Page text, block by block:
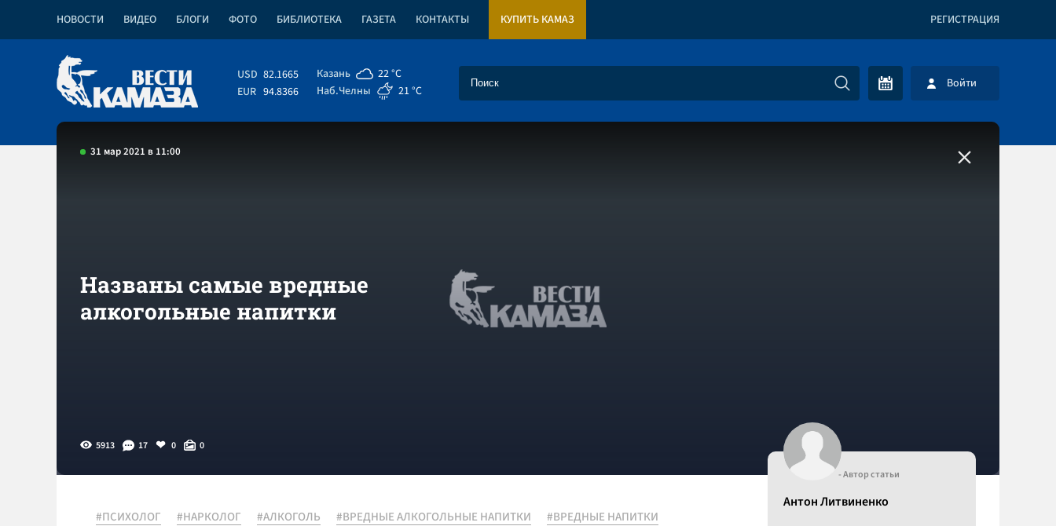
НОВОСТИ ВИДЕО БЛОГИ ФОТО БИБЛИОТЕКА ГАЗЕТА КОНТАКТЫ КУПИТЬ КАМАЗ РЕГИСТРАЦИЯ
USD 82.1665
EUR 94.8366
Казань
22 °C
Наб.Челны
21 °C Войти
31 мар 2021 в 11:00
Названы самые вредные
алкогольные напитки
5913 17 0 0
#ПСИХОЛОГ #НАРКОЛОГ #АЛКОГОЛЬ #ВРЕДНЫЕ АЛКОГОЛЬНЫЕ НАПИТКИ
#ВРЕДНЫЕ НАПИТКИ
- Автор статьи
Антон Литвиненко